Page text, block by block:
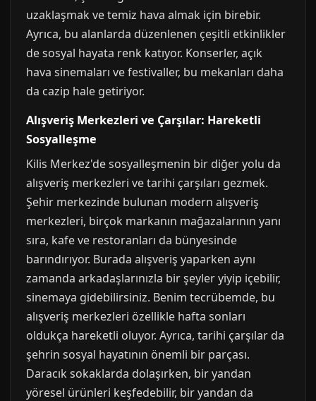
uzaklaşmak ve temiz hava almak için birebir.
Ayrıca, bu alanlarda düzenlenen çeşitli etkinlikler
de sosyal hayata renk katıyor. Konserler, açık
hava sinemaları ve festivaller, bu mekanları daha
da cazip hale getiriyor.
Alışveriş Merkezleri ve Çarşılar: Hareketli
Sosyalleşme
Kilis Merkez'de sosyalleşmenin bir diğer yolu da
alışveriş merkezleri ve tarihi çarşıları gezmek.
Şehir merkezinde bulunan modern alışveriş
merkezleri, birçok markanın mağazalarının yanı
sıra, kafe ve restoranları da bünyesinde
barındırıyor. Burada alışveriş yaparken aynı
zamanda arkadaşlarınızla bir şeyler yiyip içebilir,
sinemaya gidebilirsiniz. Benim tecrübemde, bu
alışveriş merkezleri özellikle hafta sonları
oldukça hareketli oluyor. Ayrıca, tarihi çarşılar da
şehrin sosyal hayatının önemli bir parçası.
Daracık sokaklarda dolaşırken, bir yandan
yöresel ürünleri keşfedebilir, bir yandan da